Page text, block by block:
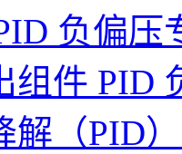
负偏压
组件 PID
解（PID